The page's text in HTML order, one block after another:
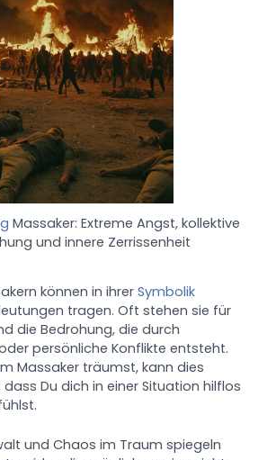
Massaker: Extreme Angst, kollektive
und innere Zerrissenheit
können in ihrerSymbolik
tragen. Oft stehen sie für
die Bedrohung, die durch
persönliche Konflikte entsteht.
Massaker träumst, kann dies
Du dich in einer Situation hilflos
und Chaos im Traum spiegeln